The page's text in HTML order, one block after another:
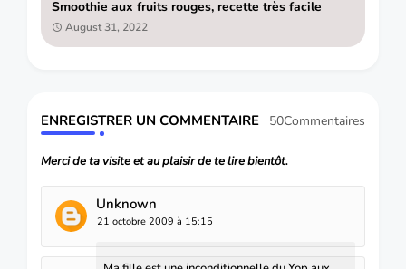
Smoothie aux fruits rouges, recette très facile
August 31, 2022
ENREGISTRER UN COMMENTAIRE 50Commentaires
Merci de ta visite et au plaisir de te lire bientôt.
Unknown
21 octobre 2009 à 15:15